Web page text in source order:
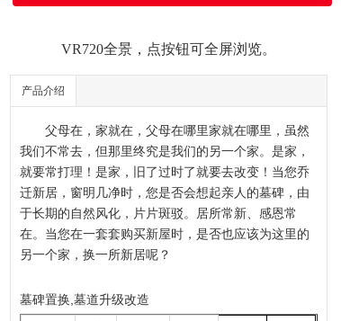
VR720全景，点按钮可全屏浏览。
产品介绍
父母在，家就在，父母在哪里家就在哪里，虽然
我们不常去，但那里终究是我们的另一个家。是家，
就要常打理！是家，旧了过时了就要去改变！当您乔
迁新居，窗明几净时，您是否会想起亲人的墓碑 ，由
于长期的自然风化，片片斑驳。居所常新、感恩常
在。当您在一套套购买新屋时，是否也应该为这里的
另一个家，换一所新居呢？
墓碑置换,墓道升级改造